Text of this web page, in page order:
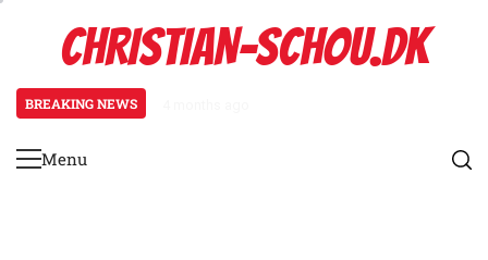
contentCHRISTIAN-SCHOU.DK
BREAKING NEWS
Primary
Menu